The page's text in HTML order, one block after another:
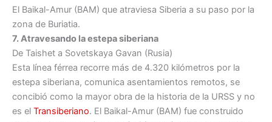
El Baikal-Amur (BAM) que atraviesa Siberia a su paso por la
zona de Buriatia.
7. Atravesando la estepa siberiana
De Taishet a Sovetskaya Gavan (Rusia)
Esta línea férrea recorre más de 4.320 kilómetros por la
estepa siberiana, comunica asentamientos remotos, se
concibió como la mayor obra de la historia de la URSS y no
es el Transiberiano. El Baikal-Amur (BAM) fue construido